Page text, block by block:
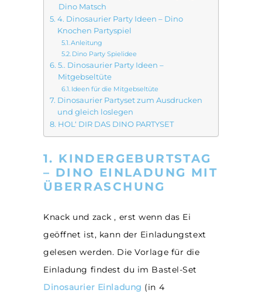
Dino Matsch
4. Dinosaurier Party Ideen – Dino
Knochen Partyspiel
Anleitung
Dino Party Spielidee
5.. Dinosaurier Party Ideen –
Mitgebseltüte
Ideen für die Mitgebseltüte
Dinosaurier Partyset zum Ausdrucken
und gleich loslegen
HOL‘ DIR DAS DINO PARTYSET
1. KINDERGEBURTSTAG
– DINO EINLADUNG MIT
ÜBERRASCHUNG
Knack und zack , erst wenn das Ei
geöffnet ist, kann der Einladungstext
gelesen werden. Die Vorlage für die
Einladung findest du im Bastel-Set
Dinosaurier Einladung (in 4